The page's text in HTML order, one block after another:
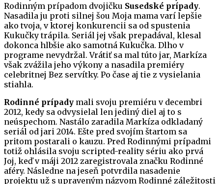
Rodinným prípadom dvojičku Susedské prípady.
Nasadila ju proti silnej šou Moja mama varí lepšie
ako tvoja, v ktorej konkurencii sa od spustenia
Kukučky trápila. Seriál jej však prepadával, klesal
dokonca hlbšie ako samotná Kukučka. Dlho v
programe nevydržal. Vrátiť sa mal túto jar, Markíza
však zvážila jeho výkony a nasadila premiéry
celebritnej Bez servítky. Po čase aj tie z vysielania
stiahla.
Rodinné prípady mali svoju premiéru v decembri
2012, kedy sa odvysielal len jediný diel aj to s
neúspechom. Nastálo zaradila Markíza odkladaný
seriál od jari 2014. Ešte pred svojím štartom sa
pritom postarali o kauzu. Pred Rodinnými prípadmi
totiž ohlásila svoju scripted-reality sériu ako prvá
Joj, keď v máji 2012 zaregistrovala značku Rodinné
aféry. Následne na jeseň potvrdila nasadenie
projektu už s upraveným názvom Rodinné záležitosti